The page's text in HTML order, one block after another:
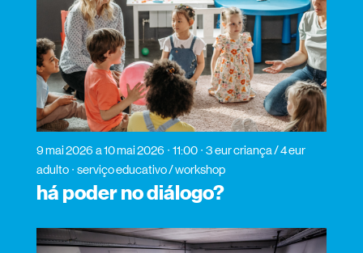
9 mai 2026 a 10 mai 2026 11:00
3 eur criança / 4 eur
adulto
serviço educativo / workshop
há poder no diálogo?